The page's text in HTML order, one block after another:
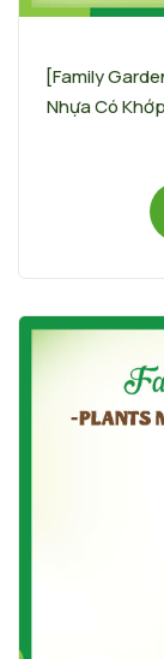
[Family
Nhựa Có